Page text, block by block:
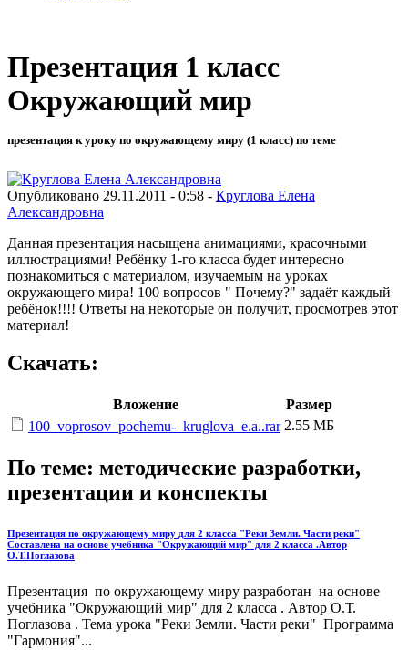
Презентация 1 класс
Окружающий мир
презентация к уроку по окружающему миру (1 класс) по теме
Опубликовано 29.11.2011 - 0:58 - Круглова Елена
Александровна
Данная презентация насыщена анимациями, красочными
иллюстрациями! Ребёнку 1-го класса будет интересно
познакомиться с материалом, изучаемым на уроках
окружающего мира! 100 вопросов " Почему?" задаёт каждый
ребёнок!!!! Ответы на некоторые он получит, просмотрев этот
материал!
Скачать:
Вложение
Размер
100_voprosov_pochemu-_kruglova_e.a..rar 2.55 МБ
По теме: методические разработки,
презентации и конспекты
Презентация по окружающему миру для 2 класса "Реки Земли. Части реки"
Составлена на основе учебника "Окружающий мир" для 2 класса .Автор
О.Т.Поглазова
Презентация по окружающему миру разработан на основе
учебника "Окружающий мир" для 2 класса . Автор О.Т.
Поглазова . Тема урока "Реки Земли. Части реки" Программа
"Гармония"...